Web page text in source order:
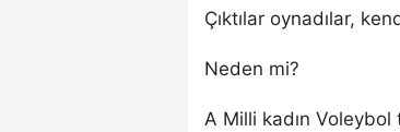
Çıktılar oynadılar,
Neden mi?
A Milli kadın Voleybol